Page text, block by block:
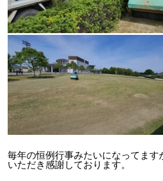
毎年の恒例行事みたいになってます
いただき感謝しております。